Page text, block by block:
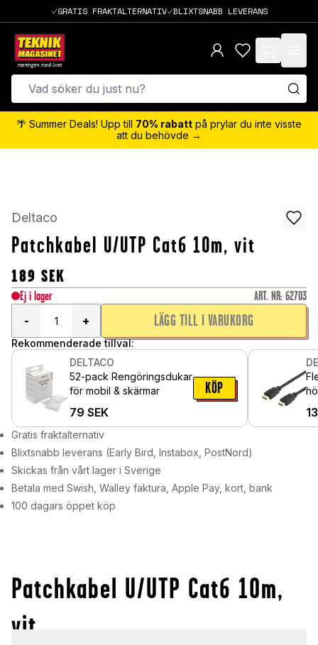
GRATIS FRAKTALTERNATIV BLIXTSNABB LEVERANS
items in cart,
🌴 Summer Deals! Upp till 70% rabatt på prylar du inte visste
att du behövde →
Deltaco
Patchkabel U/UTP Cat6 10m, vit
189 SEK
Ej i lager ART. NR: 62703
-
+ LÄGG TILL I VARUKORG
Rekommenderade tillval:
DELTACO
52-pack Rengöringsdukar
för mobil & skärmar
79 SEK
KÖP
Gratis fraktalternativ
Blixtsnabb leverans (Early Bird, Instabox, PostNord)
Skickas från vårt lager i Sverige
Betala med Swish, Walley faktura, Apple Pay, kort, bank
100 dagars öppet köp
Patchkabel U/UTP Cat6 10m,
vit